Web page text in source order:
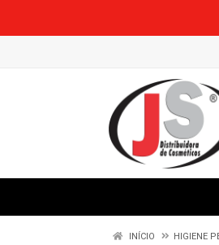
INÍCIO HIGIENE